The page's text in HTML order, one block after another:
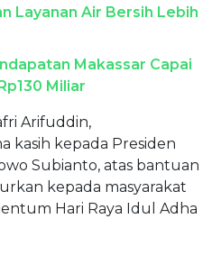
Layanan Air Bersih Lebih
Makassar Capai
Miliar
Arifuddin,
kasih kepada Presiden
Subianto, atas bantuan
kepada masyarakat
Hari Raya Idul Adha